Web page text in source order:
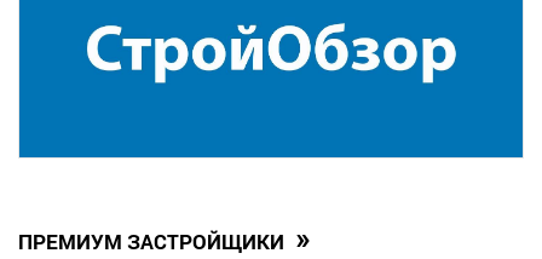
ПРЕМИУМ ЗАСТРОЙЩИКИ »